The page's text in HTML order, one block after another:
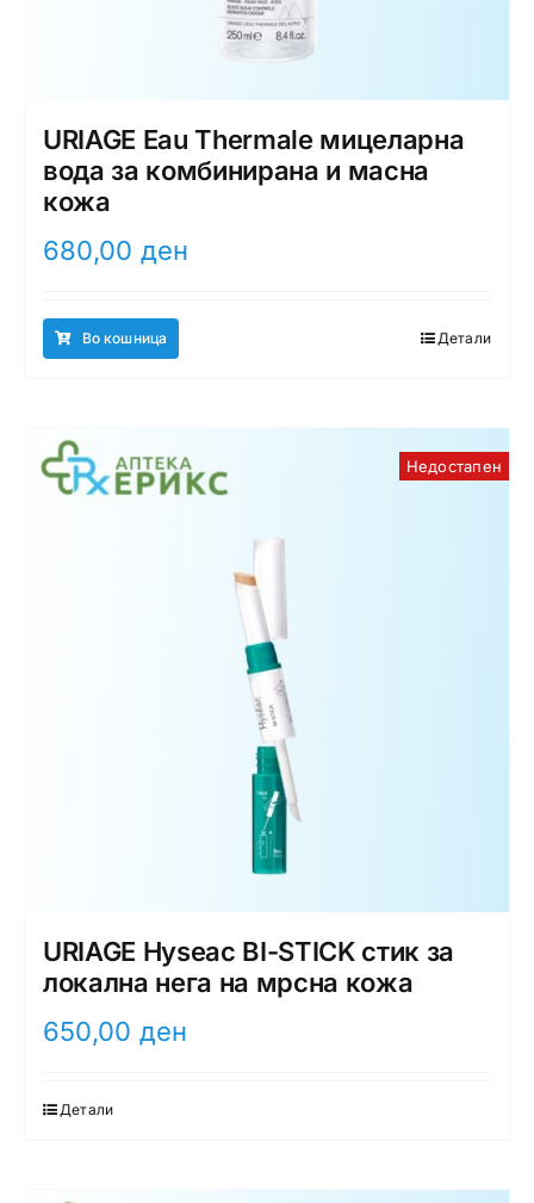
URIAGE Eau Thermale мицеларна
вода за комбинирана и масна
кожа
680,00 ден
Во кошница Детали
Недостапен
URIAGE Hyseac BI-STICK стик за
локална нега на мрсна кожа
650,00 ден
Детали